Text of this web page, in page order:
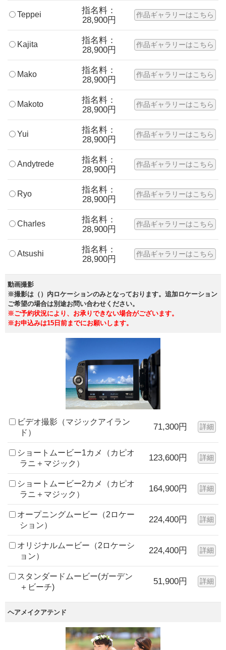
Teppei
指名料：
28,900円
作品ギャラリーはこちら
Kajita
指名料：
28,900円
作品ギャラリーはこちら
Mako
指名料：
28,900円
作品ギャラリーはこちら
Makoto
指名料：
28,900円
作品ギャラリーはこちら
Yui
指名料：
28,900円
作品ギャラリーはこちら
Andytrede
指名料：
28,900円
作品ギャラリーはこちら
Ryo
指名料：
28,900円
作品ギャラリーはこちら
Charles
指名料：
28,900円
作品ギャラリーはこちら
Atsushi
指名料：
28,900円
作品ギャラリーはこちら
動画撮影
※撮影は（）内ロケーションのみとなっております。追加ロケーション
ご希望の場合は別途お問い合わせください。
※ご予約状況により、お承りできない場合がございます。
※お申込みは15日前までにお願いします。
ビデオ撮影（マジックアイラン
ド）
71,300円 詳細
ショートムービー1カメ（カピオ
ラニ＋マジック）
123,600円 詳細
ショートムービー2カメ（カピオ
ラニ＋マジック）
164,900円 詳細
オープニングムービー（2ロケー
ション）
224,400円 詳細
オリジナルムービー（2ロケーシ
ョン）
224,400円 詳細
スタンダードムービー(ガーデン
＋ビーチ)
51,900円 詳細
ヘアメイクアテンド